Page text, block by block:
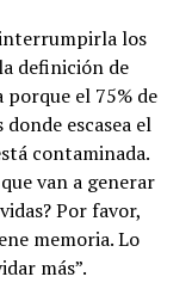
los
definición de
el 75% de
escasea el
contaminada.
van a generar
Por favor,
memoria. Lo
más”.